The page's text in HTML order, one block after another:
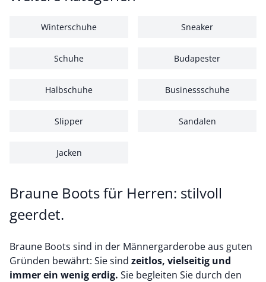
Winterschuhe Sneaker
Schuhe Budapester
Halbschuhe Businessschuhe
Slipper Sandalen
Jacken
Braune Boots für Herren: stilvoll
geerdet.
Braune Boots sind in der Männergarderobe aus guten
Gründen bewährt: Sie sind zeitlos, vielseitig und
immer ein wenig erdig. Sie begleiten Sie durch den